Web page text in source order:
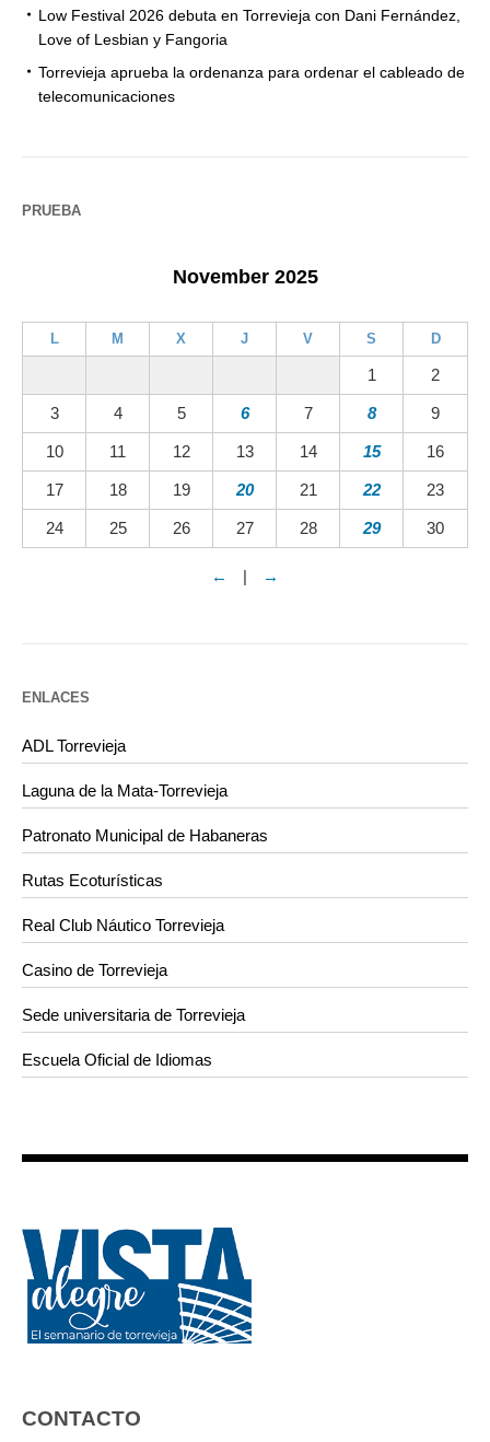
Low Festival 2026 debuta en Torrevieja con Dani Fernández,
Love of Lesbian y Fangoria
Torrevieja aprueba la ordenanza para ordenar el cableado de
telecomunicaciones
PRUEBA
November 2025
L M X J V S D
1 2
3 4 5 6 7 8 9
10 11 12 13 14 15 16
17 18 19 20 21 22 23
24 25 26 27 28 29 30
← | →
ENLACES
ADL Torrevieja
Laguna de la Mata-Torrevieja
Patronato Municipal de Habaneras
Rutas Ecoturísticas
Real Club Náutico Torrevieja
Casino de Torrevieja
Sede universitaria de Torrevieja
Escuela Oficial de Idiomas
CONTACTO